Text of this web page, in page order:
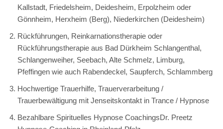
Kallstadt, Friedelsheim, Deidesheim, Erpolzheim oder
Gönnheim, Herxheim (Berg), Niederkirchen (Deidesheim)
Rückführungen, Reinkarnationstherapie oder
Rückführungstherapie aus Bad Dürkheim Schlangenthal,
Schlangenweiher, Seebach, Alte Schmelz, Limburg,
Pfeffingen wie auch Rabendeckel, Saupferch, Schlammberg
Hochwertige Trauerhilfe, Trauerverarbeitung /
Trauerbewältigung mit Jenseitskontakt in Trance / Hypnose
Bezahlbare Spirituelles Hypnose CoachingsDr. Preetz